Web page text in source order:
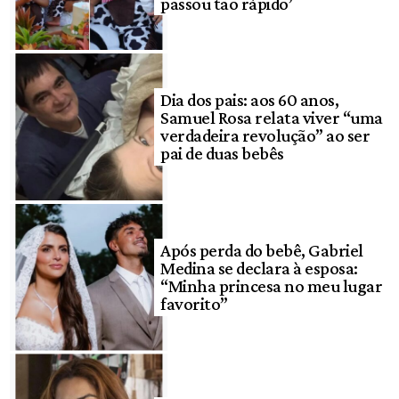
Dia dos pais: aos 60 anos,
Samuel Rosa relata viver “uma
verdadeira revolução” ao ser
pai de duas bebês
Após perda do bebê, Gabriel
Medina se declara à esposa:
“Minha princesa no meu lugar
favorito”